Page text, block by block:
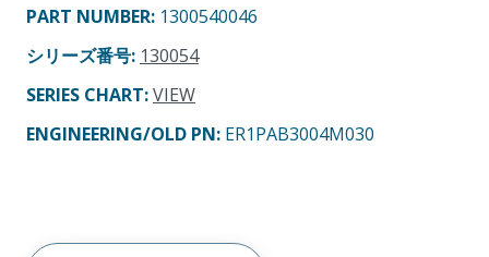
PART NUMBER: 1300540046
シリーズ番号: 130054
SERIES CHART:VIEW
ENGINEERING/OLD PN: ER1PAB3004M030